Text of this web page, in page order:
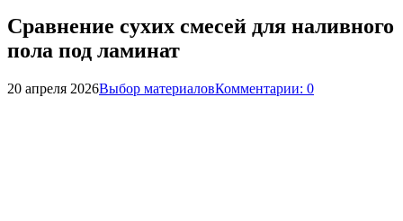
Сравнение сухих смесей для наливного
пола под ламинат
20 апреля 2026Выбор материаловКомментарии: 0